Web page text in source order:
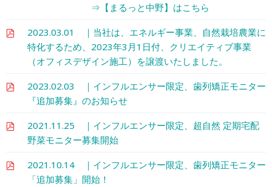
⇒【まるっと中野】はこちら
2023.03.01 ｜当社は、エネルギー事業、自然栽培農業に
特化するため、2023年3月1日付、クリエイティブ事業
（オフィスデザイン施工）を譲渡いたしました。
2023.02.03 ｜インフルエンサー限定、歯列矯正モニター
『追加募集』のお知らせ
2021.11.25 ｜インフルエンサー限定、超自然 定期宅配
野菜モニター募集開始
2021.10.14 ｜インフルエンサー限定、歯列矯正モニター
「追加募集」開始！